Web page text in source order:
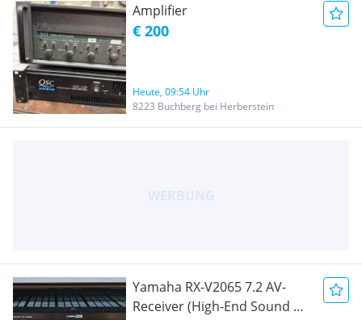
Amplifier
€ 200
Heute, 09:54 Uhr
8223 Buchberg bei Herberstein
Yamaha RX-V2065 7.2 AV-
Receiver (High-End Sound &